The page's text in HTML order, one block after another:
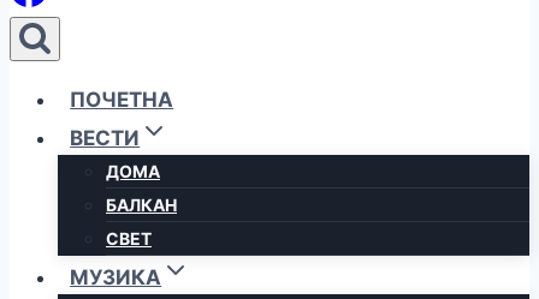
ПОЧЕТНА
ВЕСТИ
ДОМА
БАЛКАН
СВЕТ
МУЗИКА